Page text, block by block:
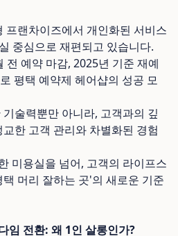
프랜차이즈에서 개인화된 서비스
중심으로 재편되고 있습니다.
전 예약 마감, 2025년 기준 재예
평택 예약제 헤어샵의 성공 모
술력뿐만 아니라, 고객과의 깊
한 고객 관리와 차별화된 경험
미용실을 넘어, 고객의 라이프스
머리 잘하는 곳'의 새로운 기준
임 전환: 왜 1인 살롱인가?